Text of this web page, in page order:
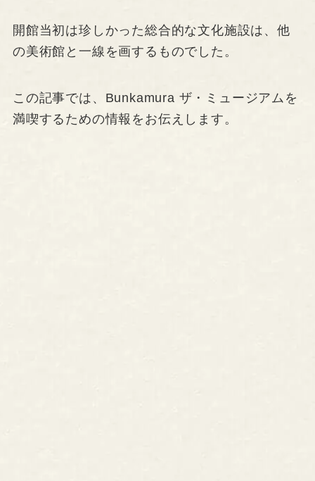
開館当初は珍しかった総合的な文化施設は、他
の美術館と一線を画するものでした。
この記事では、Bunkamura ザ・ミュージアムを
満喫するための情報をお伝えします。